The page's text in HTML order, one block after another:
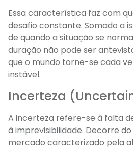
Essa característica faz com
desafio constante. Somado a
de quando a situação se
duração não pode ser
que o mundo torne-se cada
instável.
Incerteza
A incerteza refere-se à falta
à imprevisibilidade. Decorre
mercado caracterizado pela